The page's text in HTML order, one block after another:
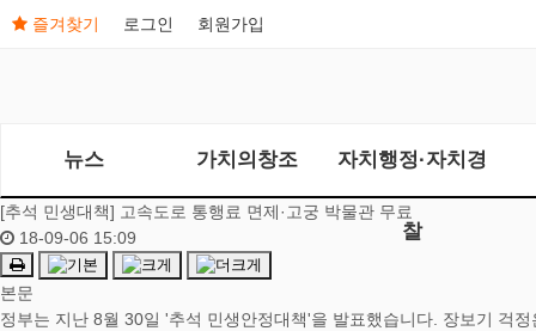
즐겨찾기 로그인 회원가입
뉴스 가치의창조 자치행정·자치경
찰
[추석 민생대책] 고속도로 통행료 면제·고궁 박물관 무료
18-09-06 15:09
본문
정부는 지난 8월 30일 '추석 민생안정대책'을 발표했습니다. 장보기 걱